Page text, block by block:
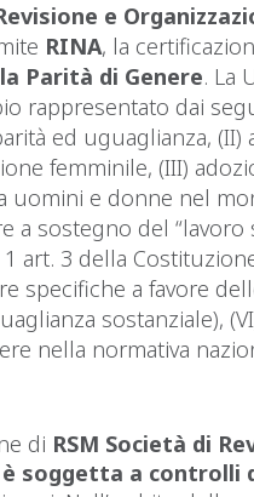
e
RINA, la
Parità di Genere. La
rappresentato dai
ed uguaglianza,
femminile, (III)
uomini e donne nel
a sostegno del
art. 3 della
specifiche a favore
sostanziale),
nella normativa
di RSM Società di
è soggetta a controlli